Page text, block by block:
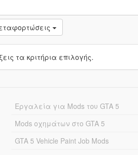
τα κριτήρια επιλογής.
Εργαλεία για Mods του GTA 5
Mods οχημάτων στο GTA 5
GTA 5 Vehicle Paint Job Mods